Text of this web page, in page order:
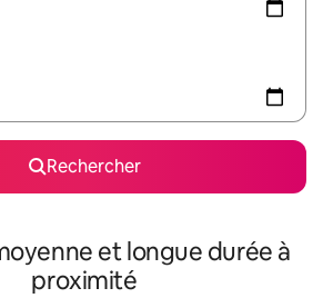
Rechercher
et longue durée à
proximité